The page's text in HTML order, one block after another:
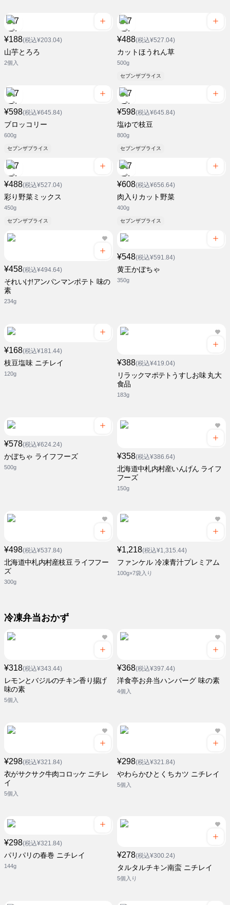
¥188(税込¥203.04)
山芋とろろ
2個入
¥488(税込¥527.04)
カットほうれん草
500g
セブンザプライス
¥598(税込¥645.84)
ブロッコリー
600g
セブンザプライス
¥598(税込¥645.84)
塩ゆで枝豆
800g
セブンザプライス
¥488(税込¥527.04)
彩り野菜ミックス
450g
セブンザプライス
¥608(税込¥656.64)
肉入りカット野菜
400g
セブンザプライス
¥458(税込¥494.64)
それいけ!アンパンマンポテト 味の
素
234g
¥548(税込¥591.84)
黄王かぼちゃ
350g
¥168(税込¥181.44)
枝豆塩味 ニチレイ
120g
¥388(税込¥419.04)
リラックマポテトうすしお味 丸大
食品
183g
¥578(税込¥624.24)
かぼちゃ ライフフーズ
500g
¥358(税込¥386.64)
北海道中札内村産いんげん ライフ
フーズ
150g
¥498(税込¥537.84)
北海道中札内村産枝豆 ライフフー
ズ
300g
¥1,218(税込¥1,315.44)
ファンケル 冷凍青汁プレミアム
100g×7袋入り
冷凍弁当おかず
¥318(税込¥343.44)
レモンとバジルのチキン香り揚げ
味の素
5個入
¥368(税込¥397.44)
洋食亭お弁当ハンバーグ 味の素
4個入
¥298(税込¥321.84)
衣がサクサク牛肉コロッケ ニチレ
イ
5個入
¥298(税込¥321.84)
やわらかひとくちカツ ニチレイ
5個入
¥298(税込¥321.84)
パリパリの春巻 ニチレイ
144g
¥278(税込¥300.24)
タルタルチキン南蛮 ニチレイ
5個入り